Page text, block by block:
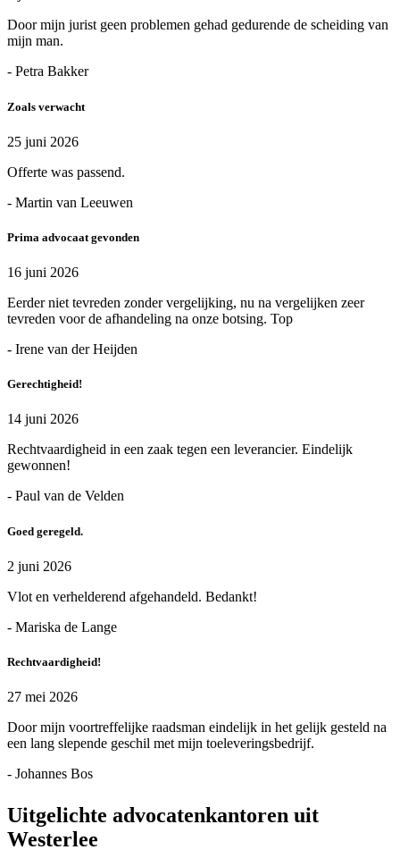
Door mijn jurist geen problemen gehad gedurende de scheiding van
mijn man.
- Petra Bakker
Zoals verwacht
25 juni 2026
Offerte was passend.
- Martin van Leeuwen
Prima advocaat gevonden
16 juni 2026
Eerder niet tevreden zonder vergelijking, nu na vergelijken zeer
tevreden voor de afhandeling na onze botsing. Top
- Irene van der Heijden
Gerechtigheid!
14 juni 2026
Rechtvaardigheid in een zaak tegen een leverancier. Eindelijk
gewonnen!
- Paul van de Velden
Goed geregeld.
2 juni 2026
Vlot en verhelderend afgehandeld. Bedankt!
- Mariska de Lange
Rechtvaardigheid!
27 mei 2026
Door mijn voortreffelijke raadsman eindelijk in het gelijk gesteld na
een lang slepende geschil met mijn toeleveringsbedrijf.
- Johannes Bos
Uitgelichte advocatenkantoren uit
Westerlee